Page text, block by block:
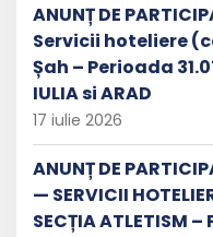
ANUNȚ DE
Servicii hoteliere
Șah – Perioada
IULIA si ARAD
17 iulie 2026
ANUNȚ DE
— SERVICII
SECȚIA ATLETISM